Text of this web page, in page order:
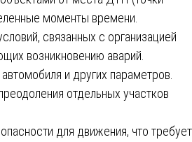
моменты времени.
связанных с организацией
возникновению аварий.
и других параметров.
отдельных участков
для движения, что требует